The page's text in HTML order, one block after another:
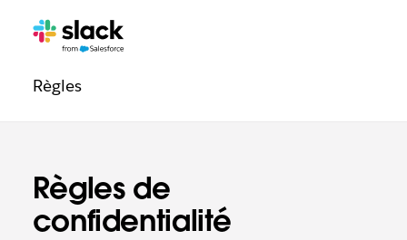
Règles de
confidentialité
Navigation
Pages
Règlessupplémentaires